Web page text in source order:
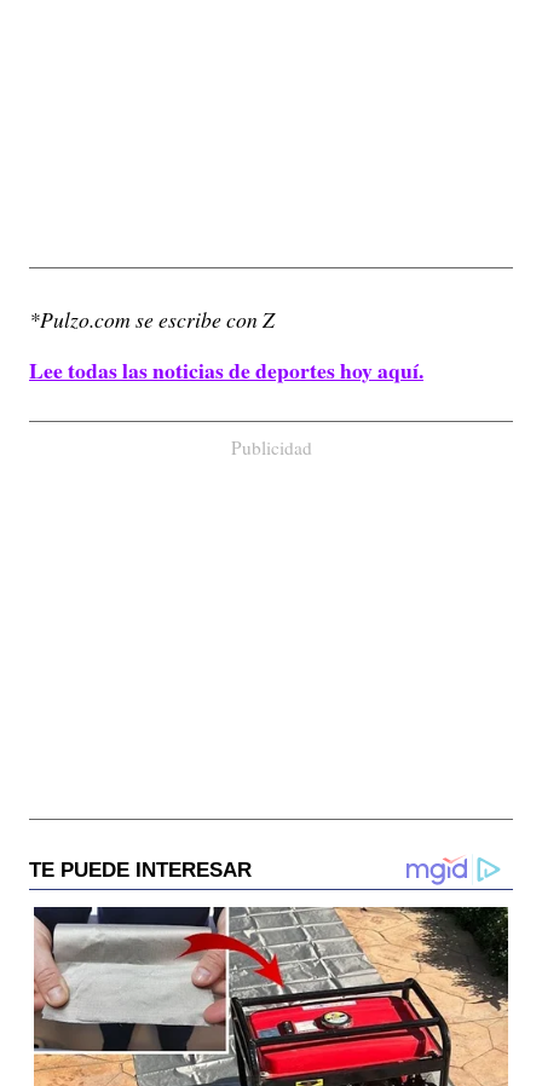
*Pulzo.com se escribe con Z
Lee todas las noticias de deportes hoy aquí.
Publicidad